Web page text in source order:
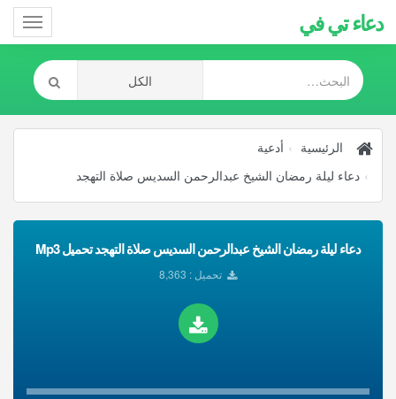
دعاء تي في
الرئيسية
أدعية
دعاء ليلة رمضان الشيخ عبدالرحمن السديس صلاة التهجد
دعاء ليلة رمضان الشيخ عبدالرحمن السديس صلاة التهجد تحميل Mp3
تحميل : 8,363